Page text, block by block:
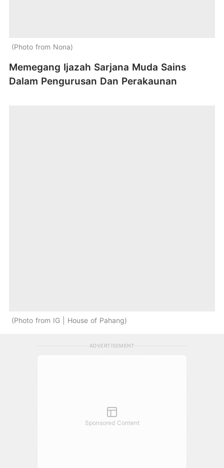
Photo from Nona
Memegang Ijazah Sarjana Muda Sains
Dalam Pengurusan Dan Perakaunan
Photo from IG | House of Pahang
ADVERTISEMENT
Sponsored Content